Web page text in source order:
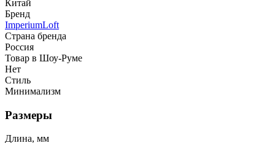
Китай
Бренд
ImperiumLoft
Страна бренда
Россия
Товар в Шоу-Руме
Нет
Стиль
Минимализм
Размеры
Длина, мм